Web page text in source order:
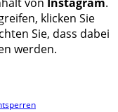
klicken Sie
Sie, dass dabei
werden.